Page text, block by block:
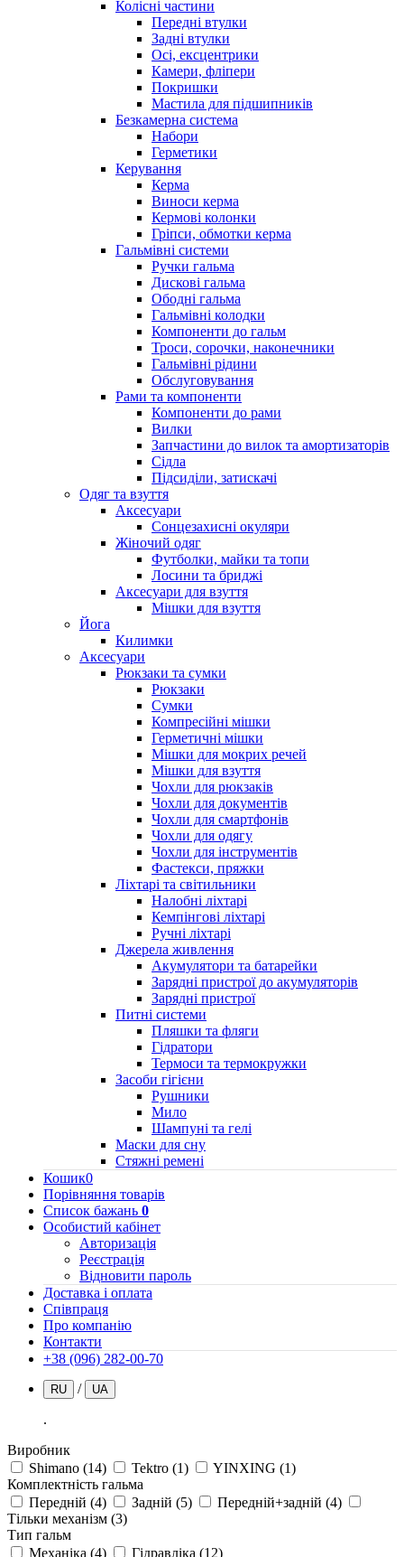
Колісні частини
Передні втулки
Задні втулки
Осі, ексцентрики
Камери, фліпери
Покришки
Мастила для підшипників
Безкамерна система
Набори
Герметики
Керування
Керма
Виноси керма
Кермові колонки
Гріпси, обмотки керма
Гальмівні системи
Ручки гальма
Дискові гальма
Ободні гальма
Гальмівні колодки
Компоненти до гальм
Троси, сорочки, наконечники
Гальмівні рідини
Обслуговування
Рами та компоненти
Компоненти до рами
Вилки
Запчастини до вилок та амортизаторів
Сідла
Підсиділи, затискачі
Одяг та взуття
Аксесуари
Сонцезахисні окуляри
Жіночий одяг
Футболки, майки та топи
Лосини та бриджі
Аксесуари для взуття
Мішки для взуття
Йога
Килимки
Аксесуари
Рюкзаки та сумки
Рюкзаки
Сумки
Компресійні мішки
Герметичні мішки
Мішки для мокрих речей
Мішки для взуття
Чохли для рюкзаків
Чохли для документів
Чохли для смартфонів
Чохли для одягу
Чохли для інструментів
Фастекси, пряжки
Ліхтарі та світильники
Налобні ліхтарі
Кемпінгові ліхтарі
Ручні ліхтарі
Джерела живлення
Акумулятори та батарейки
Зарядні пристрої до акумуляторів
Зарядні пристрої
Питні системи
Пляшки та фляги
Гідратори
Термоси та термокружки
Засоби гігієни
Рушники
Мило
Шампуні та гелі
Маски для сну
Стяжні ремені
Кошик0
Порівняння товарів
Список бажань 0
Особистий кабінет
Авторизація
Реєстрація
Відновити пароль
Доставка і оплата
Співпраця
Про компанію
Контакти
+38 (096) 282-00-70
RU / UA
.
Виробник
Shimano (14) Tektro (1) YINXING (1)
Комплектність гальма
Передній (4) Задній (5) Передній+задній (4)
Тільки механізм (3)
Тип гальм
Механіка (4) Гідравліка (12)